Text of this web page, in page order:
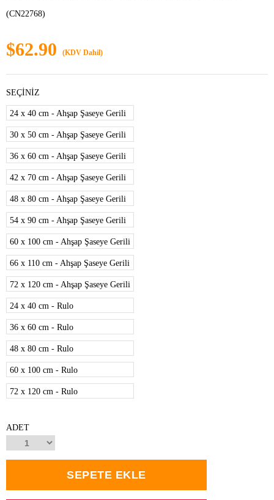
(CN22768)
$62.90 (KDV Dahil)
SEÇİNİZ
24 x 40 cm - Ahşap Şaseye Gerili
30 x 50 cm - Ahşap Şaseye Gerili
36 x 60 cm - Ahşap Şaseye Gerili
42 x 70 cm - Ahşap Şaseye Gerili
48 x 80 cm - Ahşap Şaseye Gerili
54 x 90 cm - Ahşap Şaseye Gerili
60 x 100 cm - Ahşap Şaseye Gerili
66 x 110 cm - Ahşap Şaseye Gerili
72 x 120 cm - Ahşap Şaseye Gerili
24 x 40 cm - Rulo
36 x 60 cm - Rulo
48 x 80 cm - Rulo
60 x 100 cm - Rulo
72 x 120 cm - Rulo
ADET